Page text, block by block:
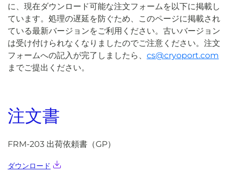
に、現在ダウンロード可能な注文フォームを以下に掲載し
ています。処理の遅延を防ぐため、このページに掲載され
ている最新バージョンをご利用ください。古いバージョン
は受け付けられなくなりましたのでご注意ください。注文
フォームへの記入が完了しましたら、 cs@cryoport.com
までご提出ください。
注文書
FRM-203 出荷依頼書（GP）
ダウンロード